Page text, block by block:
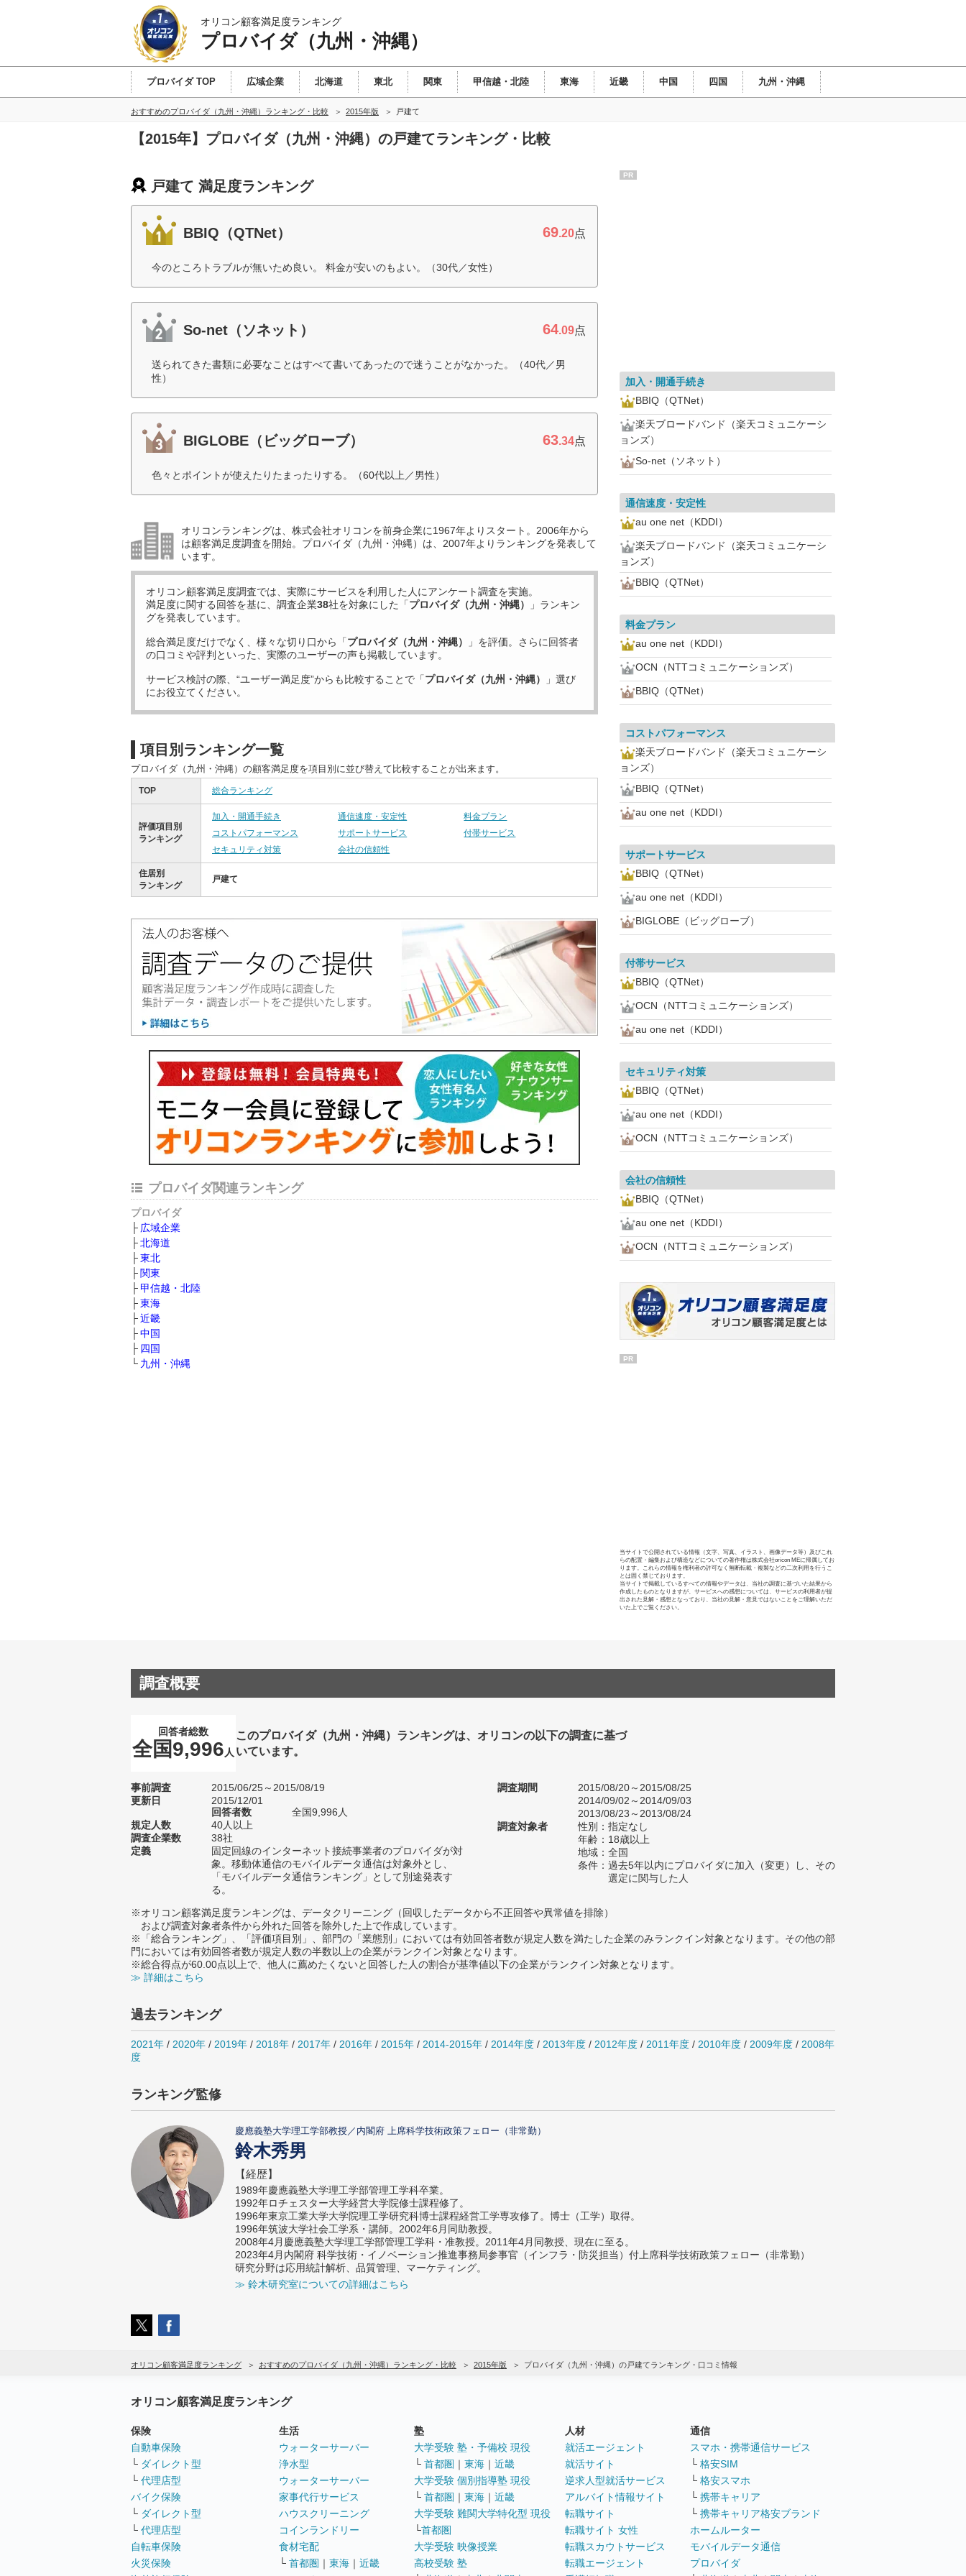
オリコン顧客満足度ランキング
プロバイダ（九州・沖縄）
プロバイダ TOP 広域企業 北海道 東北 関東 甲信越・北陸 東海 近畿 中国 四国 九州・沖縄
おすすめのプロバイダ（九州・沖縄）ランキング・比較 2015年版 戸建て
【2015年】プロバイダ（九州・沖縄）の戸建てランキング・比較
戸建て 満足度ランキング
BBIQ（QTNet） 69.20点
今のところトラブルが無いため良い。 料金が安いのもよい。（30代／女性）
So-net（ソネット） 64.09点
送られてきた書類に必要なことはすべて書いてあったので迷うことがなかった。（40代／男
性）
BIGLOBE（ビッグローブ） 63.34点
色々とポイントが使えたりたまったりする。（60代以上／男性）
オリコンランキングは、株式会社オリコンを前身企業に1967年よりスタート。2006年から
は顧客満足度調査を開始。プロバイダ（九州・沖縄）は、2007年よりランキングを発表して
います。
オリコン顧客満足度調査では、実際にサービスを利用した 人にアンケート調査を実施。
満足度に関する回答を基に、調査企業38社を対象にした「プロバイダ（九州・沖縄）
」ランキン
グを発表しています。
総合満足度だけでなく、様々な切り口から「プロバイダ（九州・沖縄）
」を評価。さらに回答者
の口コミや評判といった、実際のユーザーの声も掲載しています。
サービス検討の際、“ユーザー満足度”からも比較することで「プロバイダ（九州・沖縄）
」選び
にお役立てください。
項目別ランキング一覧
プロバイダ（九州・沖縄）の顧客満足度を項目別に並び替えて比較することが出来ます。
TOP 総合ランキング
評価項目別
ランキング
加入・開通手続き 通信速度・安定性
料金プラン
コストパフォーマンス
サポートサービス
付帯サービス
セキュリティ対策
会社の信頼性
住居別
ランキング
戸建て
プロバイダ関連ランキング
プロバイダ
広域企業
北海道
東北
関東
甲信越・北陸
東海
近畿
中国
四国
九州・沖縄
PR
加入・開通手続き
BBIQ（QTNet）
楽天ブロードバンド（楽天コミュニケーシ
ョンズ）
So-net（ソネット）
通信速度・安定性
au one net（KDDI）
楽天ブロードバンド（楽天コミュニケーシ
ョンズ）
BBIQ（QTNet）
料金プラン
au one net（KDDI）
OCN（NTTコミュニケーションズ）
BBIQ（QTNet）
コストパフォーマンス
楽天ブロードバンド（楽天コミュニケーシ
ョンズ）
BBIQ（QTNet）
au one net（KDDI）
サポートサービス
BBIQ（QTNet）
au one net（KDDI）
BIGLOBE（ビッグローブ）
付帯サービス
BBIQ（QTNet）
OCN（NTTコミュニケーションズ）
au one net（KDDI）
セキュリティ対策
BBIQ（QTNet）
au one net（KDDI）
OCN（NTTコミュニケーションズ）
会社の信頼性
BBIQ（QTNet）
au one net（KDDI）
OCN（NTTコミュニケーションズ）
PR
当サイトで公開されている情報（文字、写真、イラスト、画像データ等）及びこれ
らの配置・編集および構造などについての著作権は株式会社oricon MEに帰属してお
ります。これらの情報を権利者の許可なく無断転載・複製などの二次利用を行うこ
とは固く禁じております。
当サイトで掲載しているすべての情報やデータは、当社の調査に基づいた結果から
作成したものとなりますが、サービスへの感想については、サービスの利用者が提
出された見解・感想となっており、当社の見解・意見ではないことをご理解いただ
いた上でご覧ください。
調査概要
回答者総数
全国9,996 人
このプロバイダ（九州・沖縄）ランキングは、オリコンの以下の調査に基づ
いています。
事前調査
2015/06/25～2015/08/19
更新日
2015/12/01
回答者数
全国9,996人
規定人数
40人以上
調査企業数
38社
定義
固定回線のインターネット接続事業者のプロバイダが対
象。移動体通信のモバイルデータ通信は対象外とし、
「モバイルデータ通信ランキング」として別途発表す
る。
調査期間
2015/08/20～2015/08/25
2014/09/02～2014/09/03
2013/08/23～2013/08/24
調査対象者
性別：指定なし
年齢：18歳以上
地域：全国
条件：過去5年以内にプロバイダに加入（変更）し、その
選定に関与した人
※オリコン顧客満足度ランキングは、データクリーニング（回収したデータから不正回答や異常値を排除）
および調査対象者条件から外れた回答を除外した上で作成しています。
※「総合ランキング」、「評価項目別」、部門の「業態別」においては有効回答者数が規定人数を満たした企業のみランクイン対象となります。その他の部
門においては有効回答者数が規定人数の半数以上の企業がランクイン対象となります。
※総合得点が60.00点以上で、他人に薦めたくないと回答した人の割合が基準値以下の企業がランクイン対象となります。
≫ 詳細はこちら
過去ランキング
2021年 / 2020年 / 2019年 / 2018年 / 2017年 / 2016年 / 2015年 / 2014-2015年 / 2014年度 / 2013年度 / 2012年度 / 2011年度 / 2010年度 / 2009年度 / 2008年
度
ランキング監修
慶應義塾大学理工学部教授／内閣府 上席科学技術政策フェロー（非常勤）
鈴木秀男
【経歴】
1989年慶應義塾大学理工学部管理工学科卒業。
1992年ロチェスター大学経営大学院修士課程修了。
1996年東京工業大学大学院理工学研究科博士課程経営工学専攻修了。博士（工学）取得。
1996年筑波大学社会工学系・講師。2002年6月同助教授。
2008年4月慶應義塾大学理工学部管理工学科・准教授。2011年4月同教授、現在に至る。
2023年4月内閣府 科学技術・イノベーション推進事務局参事官（インフラ・防災担当）付上席科学技術政策フェロー（非常勤）
研究分野は応用統計解析、品質管理、マーケティング。
≫ 鈴木研究室についての詳細はこちら
オリコン顧客満足度ランキング おすすめのプロバイダ（九州・沖縄）ランキング・比較 2015年版 プロバイダ（九州・沖縄）の戸建てランキング・口コミ情報
オリコン顧客満足度ランキング
保険
自動車保険
└ ダイレクト型
└ 代理店型
バイク保険
└ ダイレクト型
└ 代理店型
自転車保険
火災保険
生活
ウォーターサーバー
浄水型
ウォーターサーバー
家事代行サービス
ハウスクリーニング
コインランドリー
食材宅配
└ 首都圏 ｜ 東海 ｜ 近畿
塾
大学受験 塾・予備校 現役
└ 首都圏 ｜ 東海 ｜ 近畿
大学受験 個別指導塾 現役
└ 首都圏 ｜ 東海 ｜ 近畿
大学受験 難関大学特化型 現役
└首都圏
大学受験 映像授業
高校受験 塾
人材
就活エージェント
就活サイト
逆求人型就活サービス
アルバイト情報サイト
転職サイト
転職サイト 女性
転職スカウトサービス
転職エージェント
通信
スマホ・携帯通信サービス
└ 格安SIM
└ 格安スマホ
└ 携帯キャリア
└ 携帯キャリア格安ブランド
ホームルーター
モバイルデータ通信
プロバイダ